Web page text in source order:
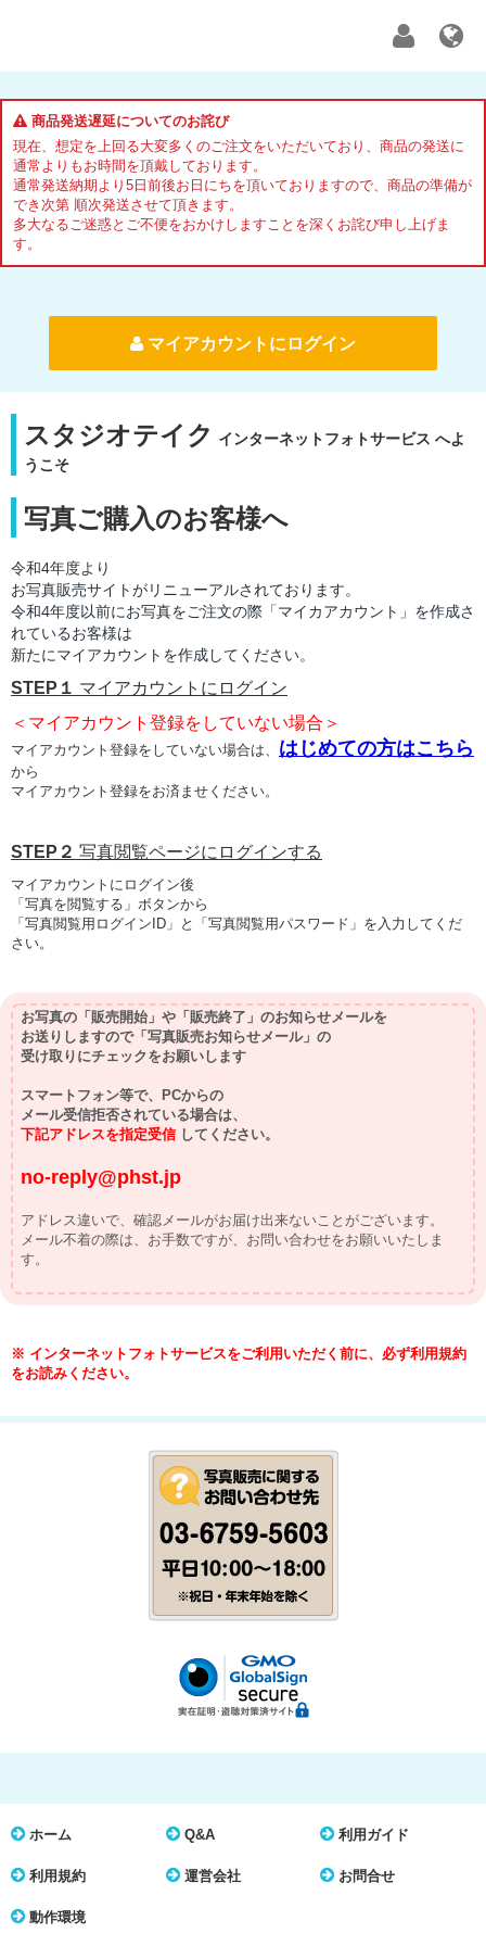
商品発送遅延についてのお詫び
現在、想定を上回る大変多くのご注文をいただいており、商品の発送に
通常よりもお時間を頂戴しております。
通常発送納期より5日前後お日にちを頂いておりますので、商品の準備が
でき次第 順次発送させて頂きます。
多大なるご迷惑とご不便をおかけしますことを深くお詫び申し上げま
す。
マイアカウントにログイン
スタジオテイク インターネットフォトサービス へよ
うこそ
写真ご購入のお客様へ
令和4年度より
お写真販売サイトがリニューアルされております。
令和4年度以前にお写真をご注文の際「マイカアカウント」を作成さ
れているお客様は
新たにマイアカウントを作成してください。
STEP１ マイアカウントにログイン
＜マイアカウント登録をしていない場合＞
マイアカウント登録をしていない場合は、 はじめての方はこちら
から
マイアカウント登録をお済ませください。
STEP２ 写真閲覧ページにログインする
マイアカウントにログイン後
「写真を閲覧する」ボタンから
「写真閲覧用ログインID」と「写真閲覧用パスワード」を入力してくだ
さい。
お写真の「販売開始」や「販売終了」のお知らせメールを
お送りしますので「写真販売お知らせメール」の
受け取りにチェックをお願いします
スマートフォン等で、PCからの
メール受信拒否されている場合は、
下記アドレスを指定受信 してください。
no-reply@phst.jp
アドレス違いで、確認メールがお届け出来ないことがございます。
メール不着の際は、お手数ですが、お問い合わせをお願いいたしま
す。
※ インターネットフォトサービスをご利用いただく前に、必ず利用規約
をお読みください。
ホーム Q&A 利用ガイド
利用規約 運営会社 お問合せ
動作環境